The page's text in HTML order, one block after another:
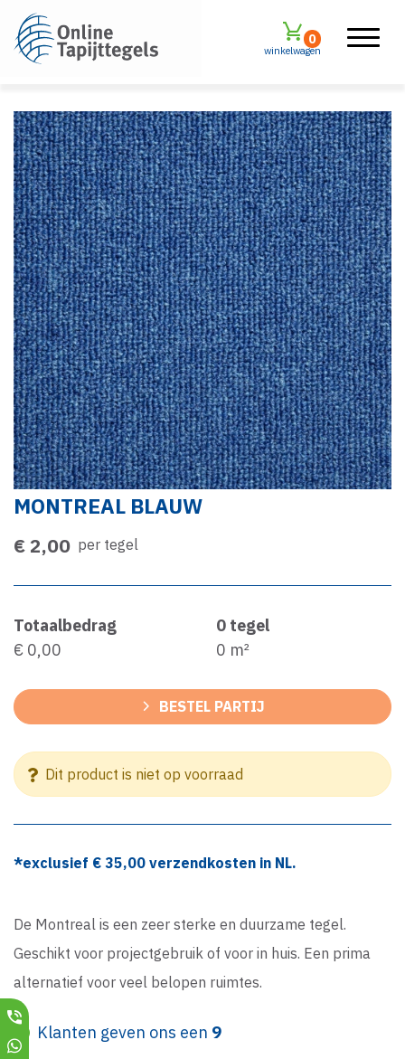
winkelwagen
0
MONTREAL BLAUW
€ 2,00 per tegel
Totaalbedrag
€ 0,00
0 tegel
0 m²
BESTEL PARTIJ
Dit product is niet op voorraad
*exclusief € 35,00 verzendkosten in NL.
De Montreal is een zeer sterke en duurzame tegel.
Geschikt voor projectgebruik of voor in huis. Een prima
alternatief voor veel belopen ruimtes.
Klanten geven ons een 9